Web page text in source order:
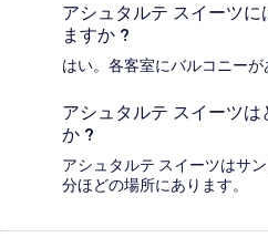
アシュタルテ スイーツ
ますか ?
はい。各客室にバルコニーが
アシュタルテ スイーツ
か ?
アシュタルテ スイーツはサ
分ほどの場所にあります。